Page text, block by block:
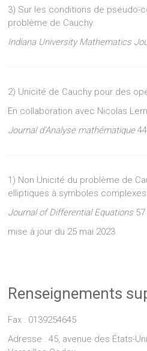
3) Sur les conditions de pseudo-
problème de Cauchy.
Indiana University Mathematics
2) Unicité de Cauchy pour des
En collaboration avec Nicolas
Journal d’Analyse mathématique44
1) Non Unicité du problème de
elliptiques à symboles complexes.
Journal of Differential Equations
mise à jour du 25 mai 2023.
Renseignements
Fax : 0139254645
Adresse : 45, avenue des États-